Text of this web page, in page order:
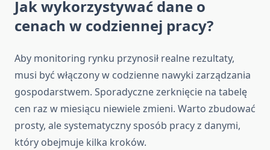
Jak wykorzystywać dane o
cenach w codziennej pracy?
Aby monitoring rynku przynosił realne rezultaty,
musi być włączony w codzienne nawyki zarządzania
gospodarstwem. Sporadyczne zerknięcie na tabelę
cen raz w miesiącu niewiele zmieni. Warto zbudować
prosty, ale systematyczny sposób pracy z danymi,
który obejmuje kilka kroków.